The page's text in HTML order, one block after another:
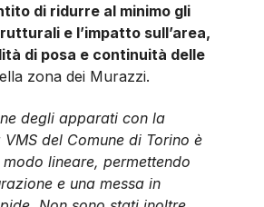
di ridurre al minimo gli
e l’impatto sull’area,
di posa e continuità delle
zo­na dei Murazzi.
degli apparati con la
del Comune di Torino è
lineare, permettendo
e una messa in